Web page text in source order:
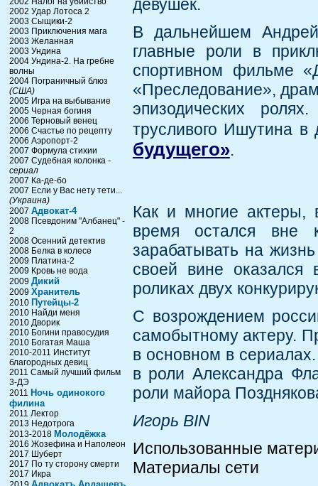
2002 Удар Лотоса 2
2003 Сыщики-2
2003 Приключения мага
2003 Желанная
2003 Ундина
2004 Ундина-2. На гребне
волны
2004 Пограничный блюз
(США)
2005 Игра на выбывание
2005 Черная богиня
2006 Терновый венец
2006 Счастье по рецепту
2006 Аэропорт-2
2007 Формула стихии
2007 Судебная колонка -
сериал
2007 Ка-де-бо
2007 Если у Вас нету тети...
(Украина)
2007 Адвокат-4
2008 Псевдоним "Албанец" -
2
2008 Осенний детектив
2008 Белка в колесе
2009 Платина-2
2009 Кровь не вода
2009 Дикий
2009 Хранитель
2010 Путейцы-2
2010 Найди меня
2010 Дворик
2010 Богини правосудия
2010 Богатая Маша
2010-2011 Институт
благородных девиц
2011 Самый лучший фильм
3-ДЭ
2011 Ночь одинокого
филина
2011 Лектор
2013 Недотрога
2013-2018 Молодёжка
2016 Жозефина и Наполеон
2017 Шуберт
2017 По ту сторону смерти
2017 Икра
девушек.
В дальнейшем
главные роли в
спортивном фильме
«Преследование»,
эпизодических
трусливого Ишутина
будущего».
Как и многие актеры,
время остался вне
зарабатывать на
своей вине оказался
роликах двух
С возрождением
самобытному актеру.
в основном в
в роли Александра
роли майора
Игорь BIN
Использованные
Материалы сети